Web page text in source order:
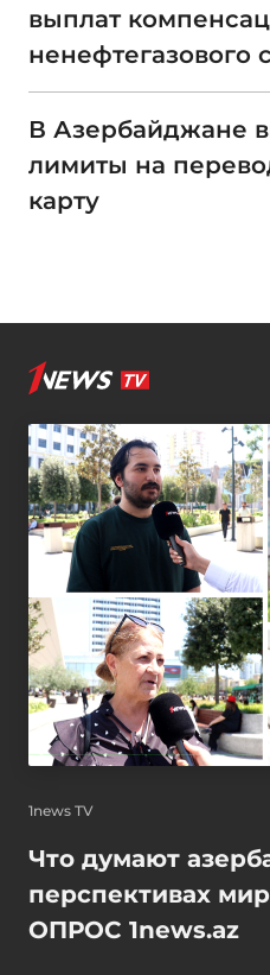
выплат
ненефтегазового
В Азербайджане
лимиты на
карту
1news TV
Что думают
перспективах
ОПРОС 1news.az